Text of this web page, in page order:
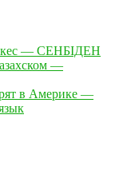
— СЕНБІДЕН
—
в Америке —